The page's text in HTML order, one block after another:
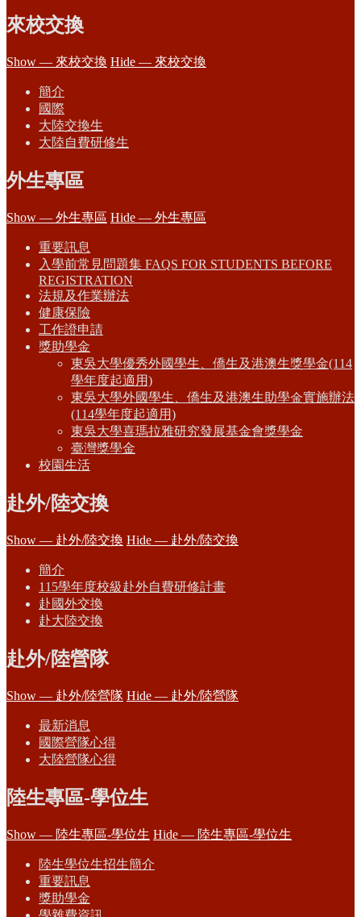
來校交換
Show — 來校交換 Hide — 來校交換
簡介
國際
大陸交換生
大陸自費研修生
外生專區
Show — 外生專區 Hide — 外生專區
重要訊息
入學前常見問題集 FAQS FOR STUDENTS BEFORE
REGISTRATION
法規及作業辦法
健康保險
工作證申請
獎助學金
東吳大學優秀外國學生、僑生及港澳生獎學金(114
學年度起適用)
東吳大學外國學生、僑生及港澳生助學金實施辦法
(114學年度起適用)
東吳大學喜瑪拉雅研究發展基金會獎學金
臺灣獎學金
校園生活
赴外/陸交換
Show — 赴外/陸交換 Hide — 赴外/陸交換
簡介
115學年度校級赴外自費研修計畫
赴國外交換
赴大陸交換
赴外/陸營隊
Show — 赴外/陸營隊 Hide — 赴外/陸營隊
最新消息
國際營隊心得
大陸營隊心得
陸生專區-學位生
Show — 陸生專區-學位生 Hide — 陸生專區-學位生
陸生學位生招生簡介
重要訊息
獎助學金